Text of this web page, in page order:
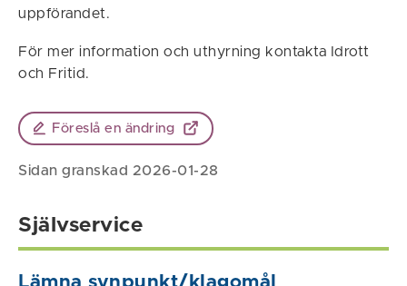
uppförandet.
För mer information och uthyrning kontakta Idrott
och Fritid.
Föreslå en ändring
Sidan granskad 2026-01-28
Självservice
Lämna synpunkt/klagomål